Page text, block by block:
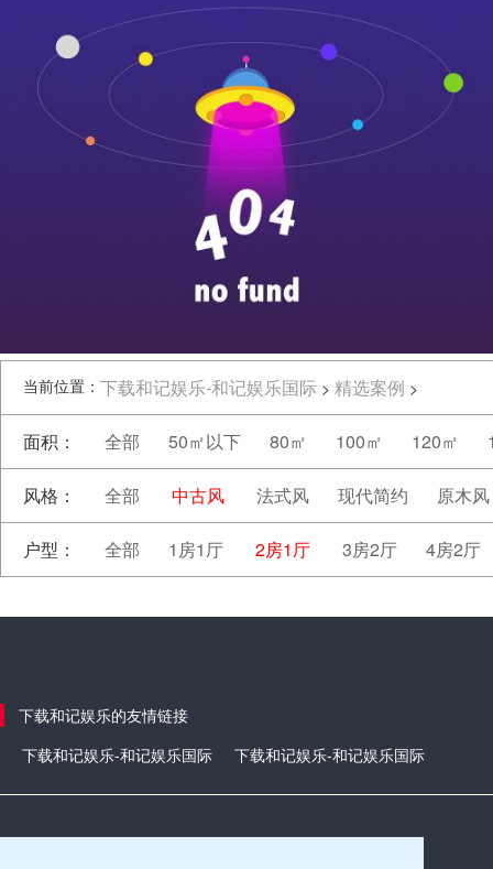
当前位置： 下载和记娱乐-和记娱乐国际 > 精选案例 >
面积： 全部 50㎡以下 80㎡ 100㎡ 120㎡
风格： 全部 中古风 法式风 现代简约 原木风
户型： 全部 1房1厅 2房1厅 3房2厅 4房2厅
下载和记娱乐的友情链接
下载和记娱乐-和记娱乐国际
下载和记娱乐-和记娱乐国际